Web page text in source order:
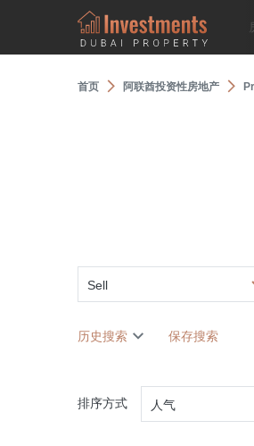
首页 阿联酋投资性房地产
Sell
历史搜索 保存搜索
排序方式 人气